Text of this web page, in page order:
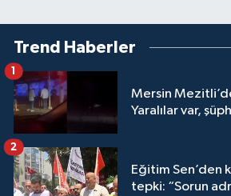
Trend Haberler
Mersin Mezitli’de
Yaralılar var,
1
Eğitim Sen’den
tepki: “Sorun
2